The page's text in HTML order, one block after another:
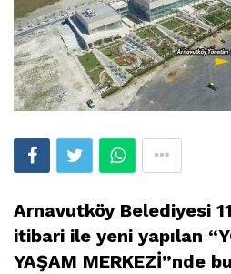
Arnavutköy Belediyesi
itibari ile yeni yapılan
YAŞAM MERKEZİ”nde